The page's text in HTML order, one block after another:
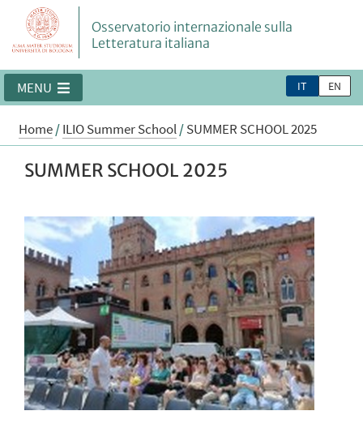
Osservatorio internazionale sulla
Letteratura italiana
IT EN
MENU
Home/ILIO Summer School/SUMMER SCHOOL 2025
SUMMER SCHOOL 2025